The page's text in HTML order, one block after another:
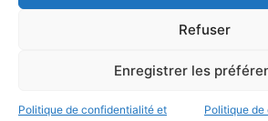
Refuser
Enregistrer les
Politique de confidentialité et Politique